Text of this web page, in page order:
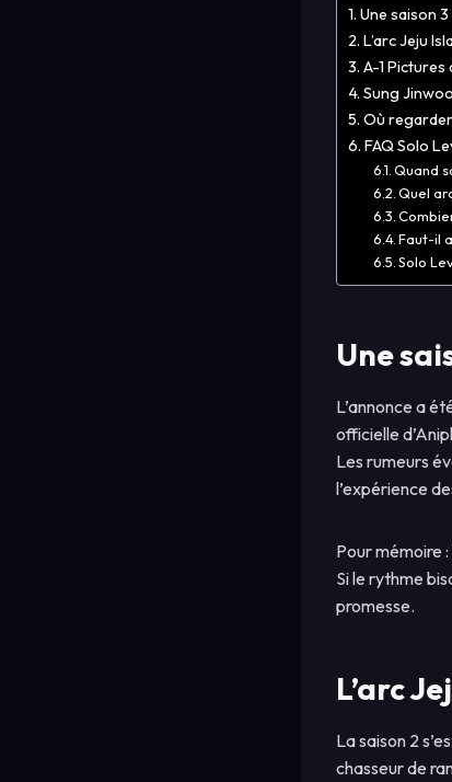
Une saison
L’arc Jeju
A-1
Sung
Où
FAQ Solo
Quand
Quel
Faut-il
Solo
Une
L’annonce a
officielle
Les rumeurs
l’expérience
Pour mémoire
Si le rythme
promesse.
L’arc
La saison 2
chasseur de